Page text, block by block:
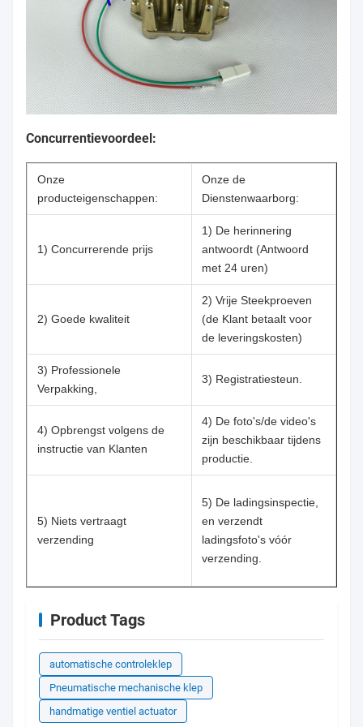
Concurrentievoordeel:
Onze
producteigenschappen:
Onze de
Dienstenwaarborg:
1) Concurrerende prijs
1) De herinnering
antwoordt (Antwoord
met 24 uren)
2) Goede kwaliteit
2) Vrije Steekproeven
(de Klant betaalt voor
de leveringskosten)
3) Professionele
Verpakking,
3) Registratiesteun.
4) Opbrengst volgens de
instructie van Klanten
4) De foto's/de video's
zijn beschikbaar tijdens
productie.
5) Niets vertraagt
verzending
5) De ladingsinspectie,
en verzendt
ladingsfoto's vóór
verzending.
Product Tags
automatische controleklep
Pneumatische mechanische klep
handmatige ventiel actuator